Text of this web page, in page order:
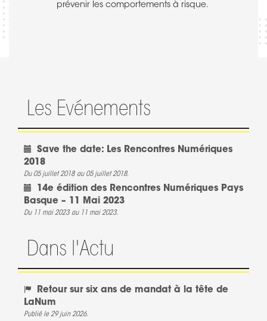
prévenir les comportements à risque.
Les Evénements
Save the date: Les Rencontres Numériques
2018
Du 05 juillet 2018 au 05 juillet 2018.
14e édition des Rencontres Numériques Pays
Basque – 11 Mai 2023
Du 11 mai 2023 au 11 mai 2023.
Dans l'Actu
Retour sur six ans de mandat à la tête de
LaNum
Publié le 29 juin 2026.